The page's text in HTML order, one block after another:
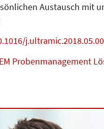
Austausch mit
Probenmanagement